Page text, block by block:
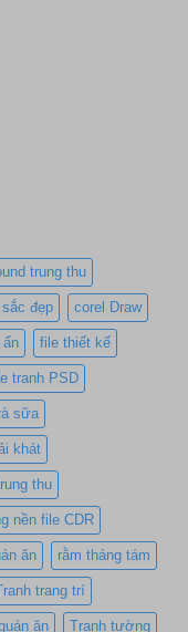
trung thu
đẹp corel Draw
ấn file thiết kế
tranh PSD
sữa
khát
thu
nền file CDR
ăn rằm tháng tám
trang trí
ăn Tranh tường